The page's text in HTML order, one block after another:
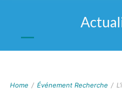
Home / Événement Recherche /